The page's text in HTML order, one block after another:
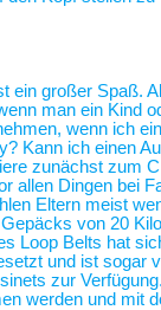
ein großer Spaß.
man ein Kind
wenn ich
Kann ich einen
zunächst zum
allen Dingen bei
Eltern meist
von 20
Loop Belts hat
und ist sogar
zur
werden und mit